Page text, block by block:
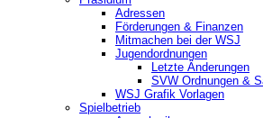
Adressen
Förderungen & Finanzen
Mitmachen bei der WSJ
Jugendordnungen
Letzte Änderungen
SVW Ordnungen &
WSJ Grafik Vorlagen
Spielbetrieb